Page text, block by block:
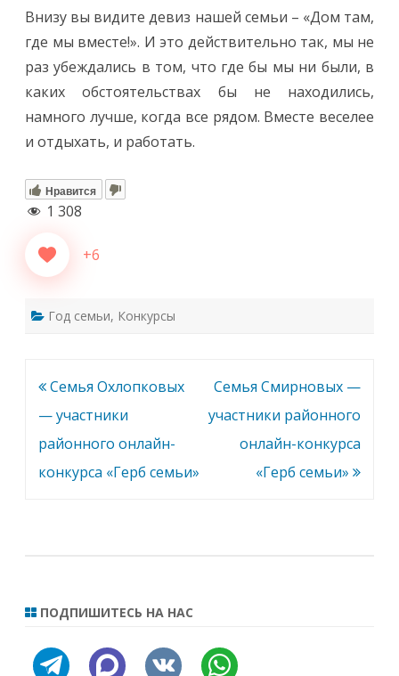
Внизу вы видите девиз нашей семьи – «Дом там,
где мы вместе!». И это действительно так, мы не
раз убеждались в том, что где бы мы ни были, в
каких обстоятельствах бы не находились,
намного лучше, когда все рядом. Вместе веселее
и отдыхать, и работать.
Нравится
1 308
+6
Год семьи, Конкурсы
Навигация
по
записям
Семья Охлопковых
— участники
районного онлайн-
конкурса «Герб семьи»
Семья Смирновых —
участники районного
онлайн-конкурса
«Герб семьи»
ПОДПИШИТЕСЬ НА НАС
telegram discourse vkontakte whatsapp